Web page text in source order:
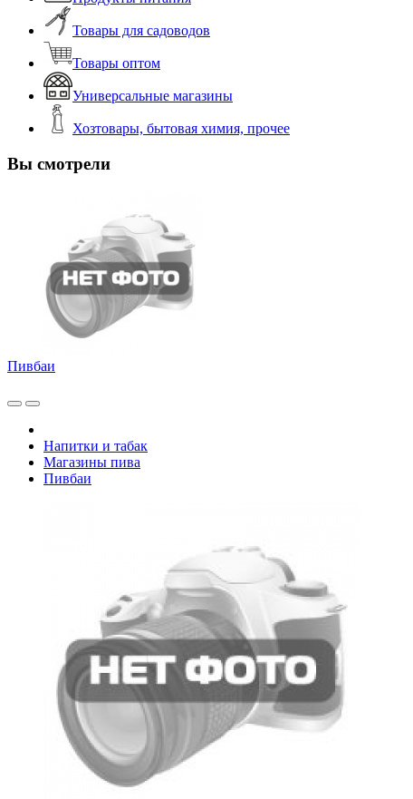
Товары для садоводов
Товары оптом
Универсальные магазины
Хозтовары, бытовая химия, прочее
Вы смотрели
Пивбаи
Напитки и табак
Магазины пива
Пивбаи